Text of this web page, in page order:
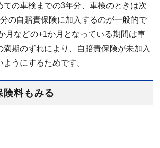
ての車検までの3年分、車検のときは次
の自賠責保険に加入するのが一般的で
月などの+1か月となっている期間は車
満期のずれにより、自賠責保険が未加入
うにするためです。
険料もみる